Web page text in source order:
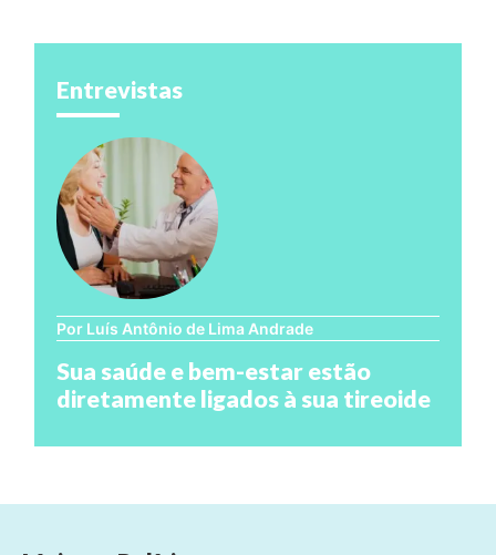
Entrevistas
Por Luís Antônio de Lima Andrade
Sua saúde e bem-estar estão
diretamente ligados à sua tireoide